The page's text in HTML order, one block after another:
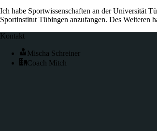
Ich habe Sportwissenschaften an der Universität
Sportinstitut Tübingen anzufangen. Des Weiteren
Kontakt
Mischa Schreiner
Coach Mitch